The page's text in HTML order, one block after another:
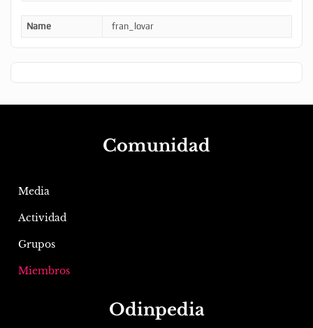
Name fran_lovar
Comunidad
Media
Actividad
Grupos
Miembros
Odinpedia